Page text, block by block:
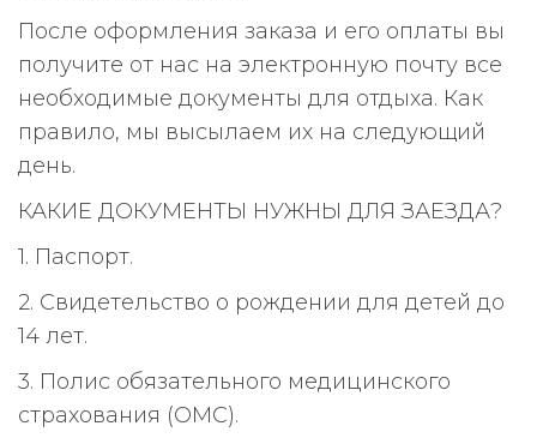
После оформления заказа и его оплаты вы
получите от нас на электронную почту все
необходимые документы для отдыха. Как
правило, мы высылаем их на следующий
день.
КАКИЕ ДОКУМЕНТЫ НУЖНЫ ДЛЯ ЗАЕЗДА?
1. Паспорт.
2. Свидетельство о рождении для детей до
14 лет.
3. Полис обязательного медицинского
страхования (ОМС).